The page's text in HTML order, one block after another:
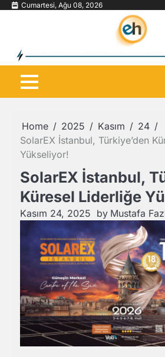
Skip Cumartesi, Ağu 08, 2026
Home 2025 Kasım
24
SolarEX İstanbul, Türkiye’den
Yükseliyor!
SolarEX İstanbul,
Küresel Liderliğe
Kasım 24, 2025 by Mustafa